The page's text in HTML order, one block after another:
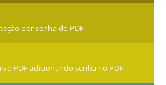
por senha do PDF
PDF adicionando senha no PDF